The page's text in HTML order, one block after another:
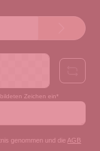
Zeichen ein*
genommen und die AGB